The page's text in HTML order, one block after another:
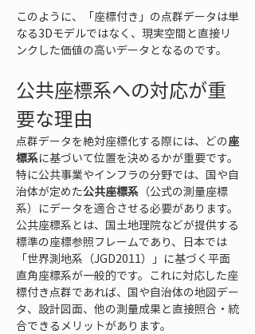
このように、「座標付き」の点群データは単
なる3Dモデルではなく、現実空間と直接リ
ンクした価値の高いデータとなるのです。
公共座標系への対応が重
要な理由
点群データを絶対座標化する際には、どの座
標系に基づいて位置を決めるかが重要です。
特に公共事業やインフラの分野では、国や自
治体が定めた公共座標系 （公式の測量座標
系）にデータを適合させる必要があります。
公共座標系とは、国土地理院などが提供する
標準の座標参照フレームであり、日本では
「世界測地系（JGD2011）」に基づく平面
直角座標系が一般的です。これに対応した座
標付き点群であれば、国や自治体の地図デー
タ、設計図面、他の測量成果と直接照合・統
合できるメリットがあります。